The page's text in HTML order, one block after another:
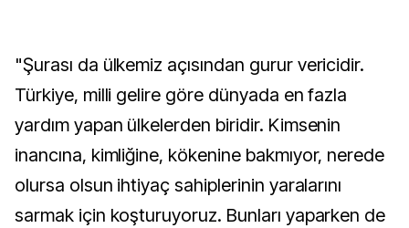
"Şurası da ülkemiz açısından gurur vericidir.
Türkiye, milli gelire göre dünyada en fazla
yardım yapan ülkelerden biridir. Kimsenin
inancına, kimliğine, kökenine bakmıyor, nerede
olursa olsun ihtiyaç sahiplerinin yaralarını
sarmak için koşturuyoruz. Bunları yaparken de